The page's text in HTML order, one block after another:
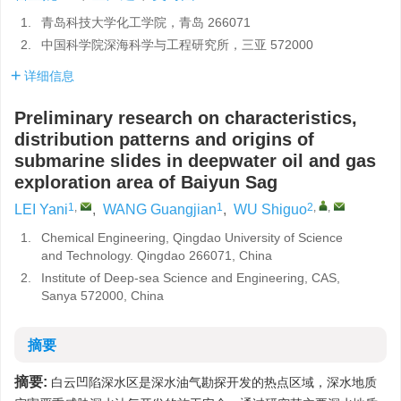
1.
青岛科技大学化工学院，青岛 266071
2.
中国科学院深海科学与工程研究所，三亚 572000
详细信息
Preliminary research on characteristics,
distribution patterns and origins of
submarine slides in deepwater oil and gas
exploration area of Baiyun Sag
LEI Yani1, , WANG Guangjian1, WU Shiguo2, ,
1.
Chemical Engineering, Qingdao University of Science
and Technology. Qingdao 266071, China
2.
Institute of Deep-sea Science and Engineering, CAS,
Sanya 572000, China
摘要
摘要: 白云凹陷深水区是深水油气勘探开发的热点区域，深水地质